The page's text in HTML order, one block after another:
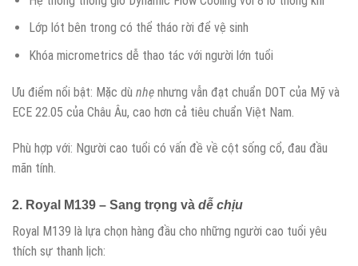
Lớp lót bên trong có thể tháo rời để vệ sinh
Khóa micrometrics dễ thao tác với người lớn tuổi
Ưu điểm nổi bật: Mặc dù nhẹ nhưng vẫn đạt chuẩn DOT của Mỹ và
ECE 22.05 của Châu Âu, cao hơn cả tiêu chuẩn Việt Nam.
Phù hợp với: Người cao tuổi có vấn đề về cột sống cổ, đau đầu
mãn tính.
2. Royal M139 – Sang trọng và dễ chịu
Royal M139 là lựa chọn hàng đầu cho những người cao tuổi yêu
thích sự thanh lịch: